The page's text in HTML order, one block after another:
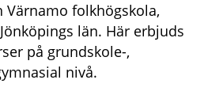
Värnamo folkhögskola,
län. Här erbjuds
på grundskole-,
nivå.